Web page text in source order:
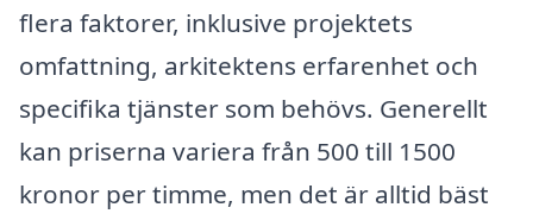
flera faktorer, inklusive projektets
omfattning, arkitektens erfarenhet och
specifika tjänster som behövs. Generellt
kan priserna variera från 500 till 1500
kronor per timme, men det är alltid bäst